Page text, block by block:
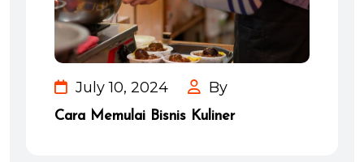
July 10, 2024 By
Cara Memulai Bisnis Kuliner